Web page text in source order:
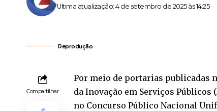
Ultima atualização: 4 de setembro de 2025 às 14:25
Reprodução
Compartilhar
Por meio de portarias publicadas
da Inovação em Serviços
no Concurso Público Nacional